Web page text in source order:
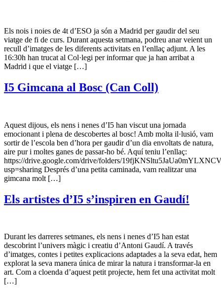
Els nois i noies de 4t d’ESO ja són a Madrid per gaudir del seu
viatge de fi de curs. Durant aquesta setmana, podreu anar veient un
recull d’imatges de les diferents activitats en l’enllaç adjunt. A les
16:30h han trucat al Col·legi per informar que ja han arribat a
Madrid i que el viatge […]
I5 Gimcana al Bosc (Can Coll)
Aquest dijous, els nens i nenes d’I5 han viscut una jornada
emocionant i plena de descobertes al bosc! Amb molta il·lusió, vam
sortir de l’escola ben d’hora per gaudir d’un dia envoltats de natura,
aire pur i moltes ganes de passar-ho bé. Aquí teniu l’enllaç:
https://drive.google.com/drive/folders/
usp=sharing Després d’una petita caminada, vam realitzar una
gimcana molt […]
Els artistes d’I5 s’inspiren en Gaudí!
Durant les darreres setmanes, els nens i nenes d’I5 han estat
descobrint l’univers màgic i creatiu d’Antoni Gaudí. A través
d’imatges, contes i petites explicacions adaptades a la seva edat, hem
explorat la seva manera única de mirar la natura i transformar-la en
art. Com a cloenda d’aquest petit projecte, hem fet una activitat molt
[…]